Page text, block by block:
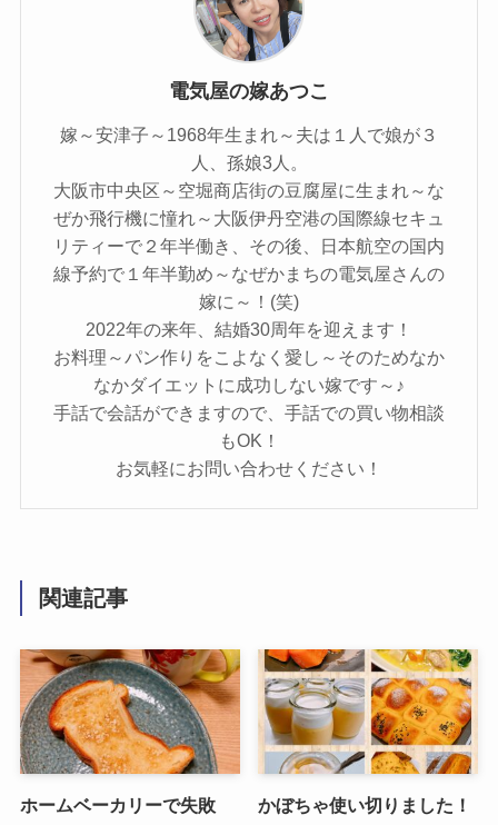
電気屋の嫁あつこ
嫁～安津子～1968年生まれ～夫は１人で娘が３
人、孫娘3人。
大阪市中央区～空堀商店街の豆腐屋に生まれ～な
ぜか飛行機に憧れ～大阪伊丹空港の国際線セキュ
リティーで２年半働き、その後、日本航空の国内
線予約で１年半勤め～なぜかまちの電気屋さんの
嫁に～！(笑)
2022年の来年、結婚30周年を迎えます！
お料理～パン作りをこよなく愛し～そのためなか
なかダイエットに成功しない嫁です～♪
手話で会話ができますので、手話での買い物相談
もOK！
お気軽にお問い合わせください！
関連記事
ホームベーカリーで失敗 かぼちゃ使い切りました！